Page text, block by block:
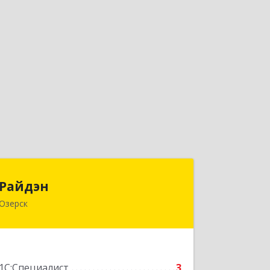
Райдэн
456783, Челябинская обл, Озерск г,